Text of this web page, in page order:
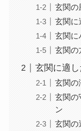
玄関の
玄関に
玄関に
玄関の
玄関に適
玄関の
玄関の
ン
玄関の